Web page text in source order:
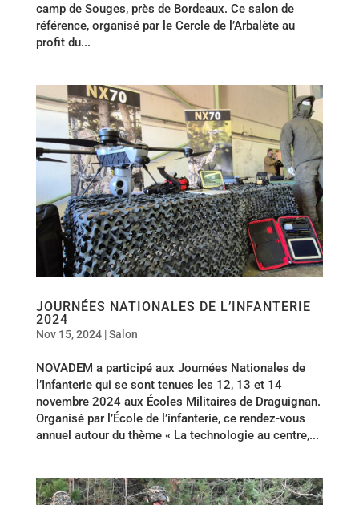
camp de Souges, près de Bordeaux. Ce salon de
référence, organisé par le Cercle de l’Arbalète au
profit du...
JOURNÉES NATIONALES DE L’INFANTERIE
2024
Nov 15, 2024|Salon
NOVADEM a participé aux Journées Nationales de
l’Infanterie qui se sont tenues les 12, 13 et 14
novembre 2024 aux Écoles Militaires de Draguignan.
Organisé par l’École de l’infanterie, ce rendez-vous
annuel autour du thème « La technologie au centre,...